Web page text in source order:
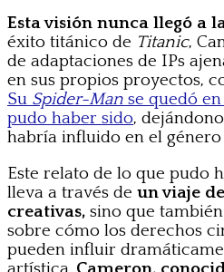
Esta visión nunca llegó a
éxito titánico de Titanic,
de adaptaciones de IPs
en sus propios proyectos,
Su Spider-Man se quedó
pudo haber sido,
habría influido en el género
Este relato de lo que pudo
lleva a través de un viaje
creativas, sino que
sobre cómo los derechos
pueden influir